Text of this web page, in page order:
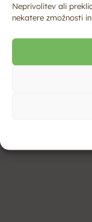
Neprivolitev ali
nekatere zmožnosti